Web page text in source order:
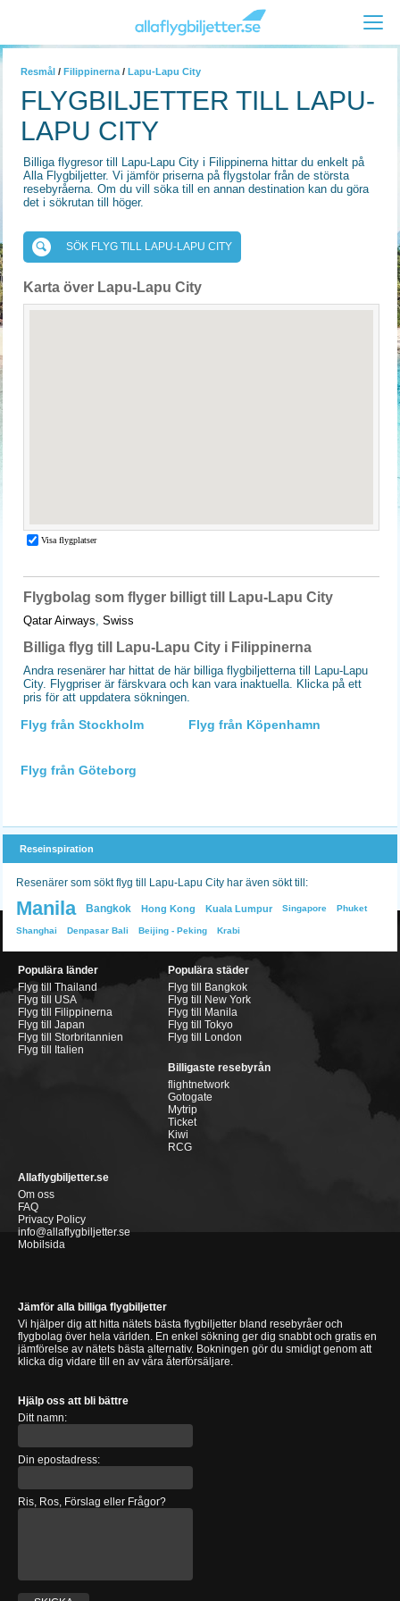
Resmål / Filippinerna / Lapu-Lapu City
FLYGBILJETTER TILL LAPU-
LAPU CITY
Billiga flygresor till Lapu-Lapu City i Filippinerna hittar du enkelt på
Alla Flygbiljetter. Vi jämför priserna på flygstolar från de största
resebyråerna. Om du vill söka till en annan destination kan du göra
det i sökrutan till höger.
SÖK FLYG TILL LAPU-LAPU CITY
Karta över Lapu-Lapu City
Flygbolag som flyger billigt till Lapu-Lapu City
Qatar Airways, Swiss
Billiga flyg till Lapu-Lapu City i Filippinerna
Andra resenärer har hittat de här billiga flygbiljetterna till Lapu-Lapu
City. Flygpriser är färskvara och kan vara inaktuella. Klicka på ett
pris för att uppdatera sökningen.
Flyg från Stockholm Flyg från Köpenhamn
Flyg från Göteborg
Reseinspiration
Resenärer som sökt flyg till Lapu-Lapu City har även sökt till:
Manila Bangkok Hong Kong Kuala Lumpur Singapore Phuket
Shanghai Denpasar Bali Beijing - Peking Krabi
Populära länder
Flyg till Thailand
Flyg till USA
Flyg till Filippinerna
Flyg till Japan
Flyg till Storbritannien
Flyg till Italien
Populära städer
Flyg till Bangkok
Flyg till New York
Flyg till Manila
Flyg till Tokyo
Flyg till London
Billigaste resebyrån
flightnetwork
Gotogate
Mytrip
Ticket
Kiwi
RCG
Allaflygbiljetter.se
Om oss
FAQ
Privacy Policy
info@allaflygbiljetter.se
Mobilsida
Jämför alla billiga flygbiljetter
Vi hjälper dig att hitta nätets bästa flygbiljetter bland resebyråer och
flygbolag över hela världen. En enkel sökning ger dig snabbt och gratis en
jämförelse av nätets bästa alternativ. Bokningen gör du smidigt genom att
klicka dig vidare till en av våra återförsäljare.
Hjälp oss att bli bättre
Ditt namn:
Din epostadress:
Ris, Ros, Förslag eller Frågor?